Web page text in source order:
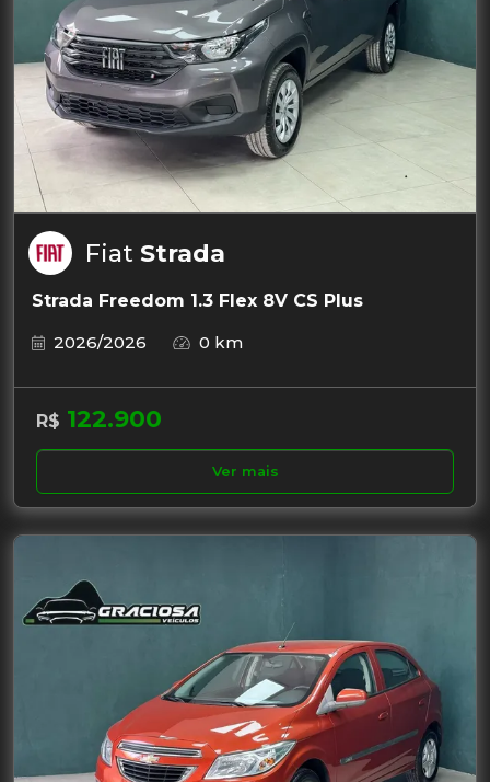
Fiat Strada
Strada Freedom 1.3 Flex 8V CS Plus
2026/2026
0 km
R$ 122.900
Ver mais